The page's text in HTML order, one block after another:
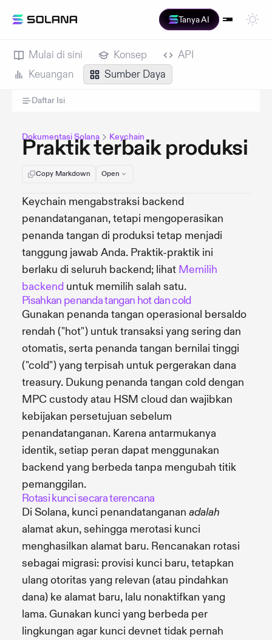
Tanya AI
Mulai di sini Konsep
API
Keuangan
Sumber Daya
Daftar Isi
Dokumentasi Solana Keychain
Praktik terbaik produksi
Copy Markdown Open
Keychain mengabstraksi backend
penandatanganan, tetapi mengoperasikan
penanda tangan di produksi tetap menjadi
tanggung jawab Anda. Praktik-praktik ini
berlaku di seluruh backend; lihat Memilih
backend untuk memilih salah satu.
Pisahkan penanda tangan hot dan cold
Gunakan penanda tangan operasional bersaldo
rendah ("hot") untuk transaksi yang sering dan
otomatis, serta penanda tangan bernilai tinggi
("cold") yang terpisah untuk pergerakan dana
treasury. Dukung penanda tangan cold dengan
MPC custody atau HSM cloud dan wajibkan
kebijakan persetujuan sebelum
penandatanganan. Karena antarmukanya
identik, setiap peran dapat menggunakan
backend yang berbeda tanpa mengubah titik
pemanggilan.
Rotasi kunci secara terencana
Di Solana, kunci penandatanganan adalah
alamat akun, sehingga merotasi kunci
menghasilkan alamat baru. Rencanakan rotasi
sebagai migrasi: provisi kunci baru, tetapkan
ulang otoritas yang relevan (atau pindahkan
dana) ke alamat baru, lalu nonaktifkan yang
lama. Gunakan kunci yang berbeda per
lingkungan agar kunci devnet tidak pernah